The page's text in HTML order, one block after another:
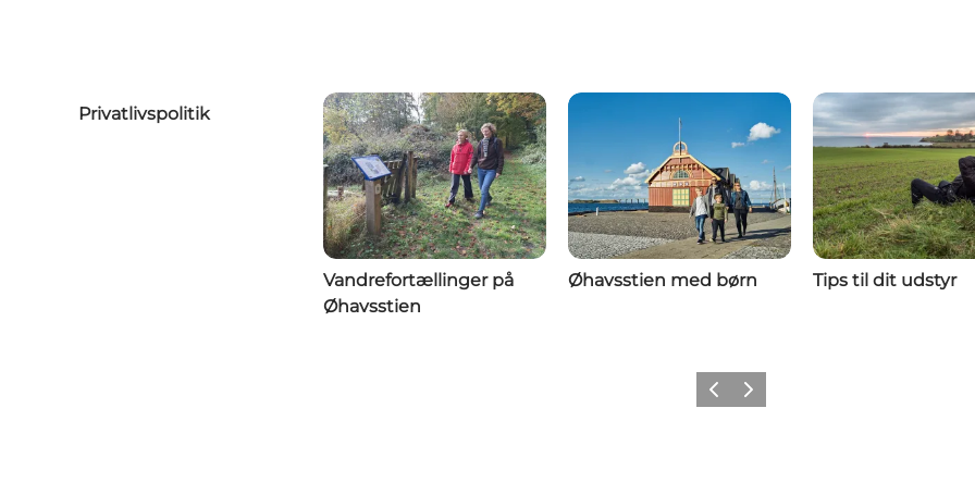
Privatlivspolitik
Vandrefortællinger på
Øhavsstien
Øhavsstien med børn Tips til dit udstyr
ForrigeNæste